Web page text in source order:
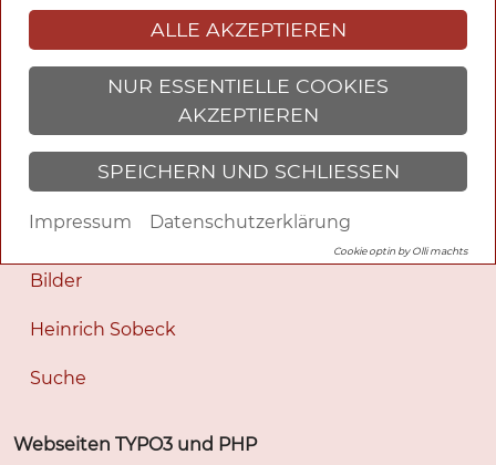
Fantasy und Romane
Tagesgeschichten
Ich
Bilder
Heinrich Sobeck
Suche
Webseiten TYPO3 und PHP
ALLE AKZEPTIEREN
NUR ESSENTIELLE COOKIES
AKZEPTIEREN
SPEICHERN UND SCHLIESSEN
Impressum Datenschutzerklärung
Cookie optin by Olli machts